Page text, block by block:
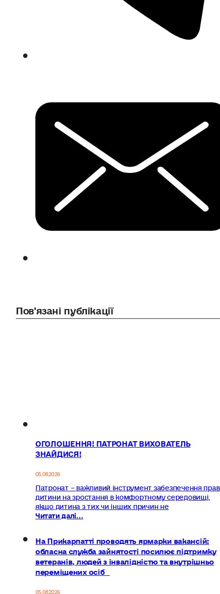
Пов'язані публікації
ОГОЛОШЕННЯ! ПАТРОНАТ ВИХОВАТЕЛЬ
ЗНАЙДИСЯ!
05.08.2026
Патронат – важливий інструмент забезпечення
дитини на зростання в комфортному середовищі,
якщо дитина з тих чи інших причин не
Читати далі...
На Прикарпатті проводять ярмарки вакансій:
обласна служба зайнятості посилює підтримку
ветеранів, людей з інвалідністю та внутрішньо
переміщених осіб
05.08.2026